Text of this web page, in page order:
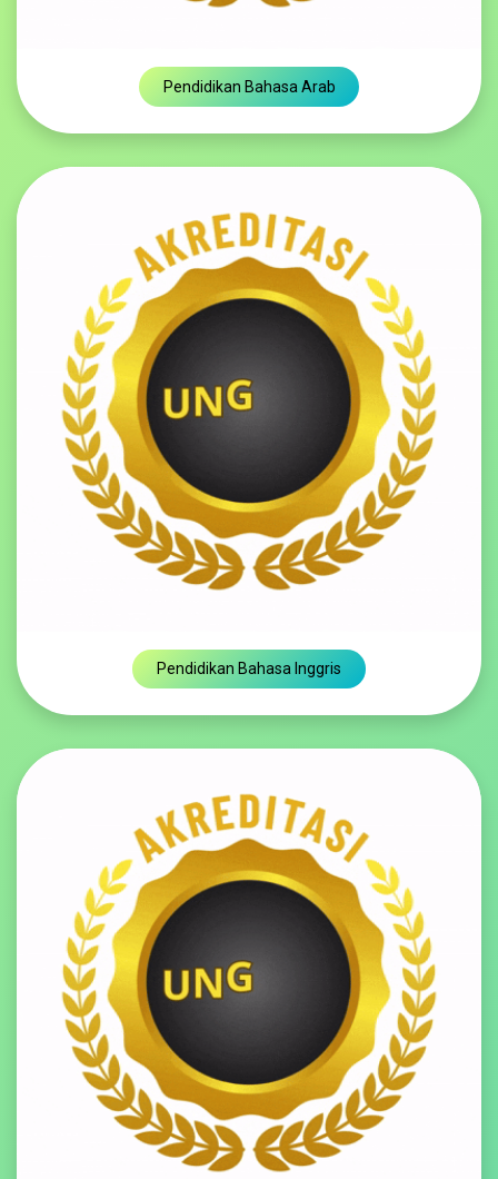
Pendidikan Bahas​​​​a Arab
Pendidikan Bahasa Inggris